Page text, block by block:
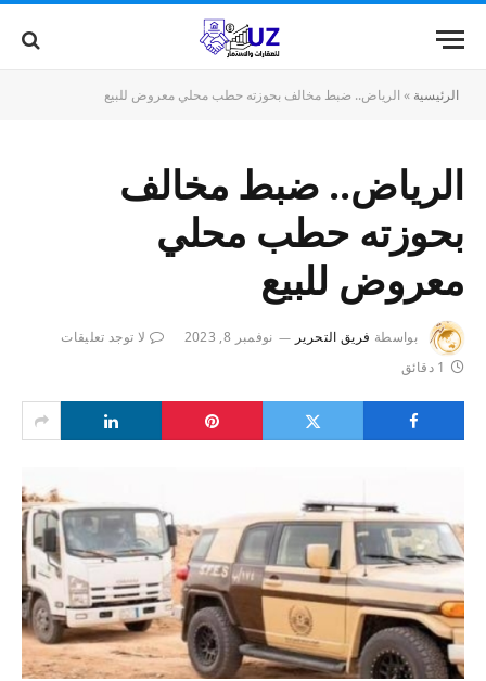
الرئيسية » الرياض.. ضبط مخالف بحوزته حطب محلي معروض للبيع
الرياض.. ضبط مخالف
بحوزته حطب محلي
معروض للبيع
بواسطة فريق التحرير نوفمبر 8, 2023
لا توجد تعليقات
1 دقائق